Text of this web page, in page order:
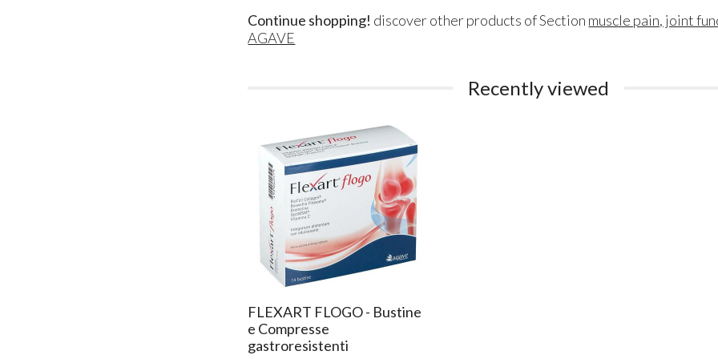
Continue shopping! discover other products of Section muscle pain, joint
AGAVE
Recently viewed
FLEXART FLOGO - Bustine
e Compresse
gastroresistenti